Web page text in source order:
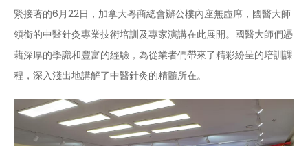
緊接著的6月22日，加拿大粵商總會辦公樓內座無虛席，國醫大師
領銜的中醫針灸專業技術培訓及專家演講在此展開。國醫大師們憑
藉深厚的學識和豐富的經驗，為從業者們帶來了精彩紛呈的培訓課
程，深入淺出地講解了中醫針灸的精髓所在。